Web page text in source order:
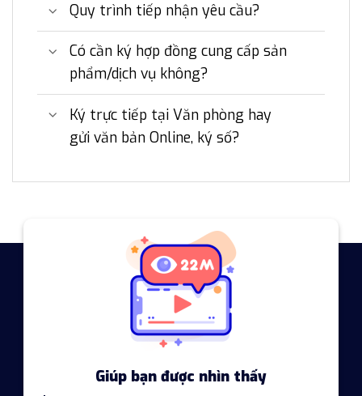
Quy trình tiếp nhận yêu cầu?
Có cần ký hợp đồng cung cấp sản
phẩm/dịch vụ không?
Ký trực tiếp tại Văn phòng hay
gửi văn bản Online, ký số?
Giúp bạn được nhìn thấy